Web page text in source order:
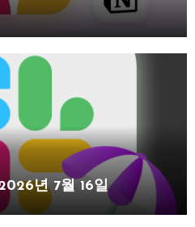
년 7월 16일